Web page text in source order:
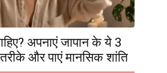
अपनाएं जापान के ये 3
और पाएं मानसिक शांति